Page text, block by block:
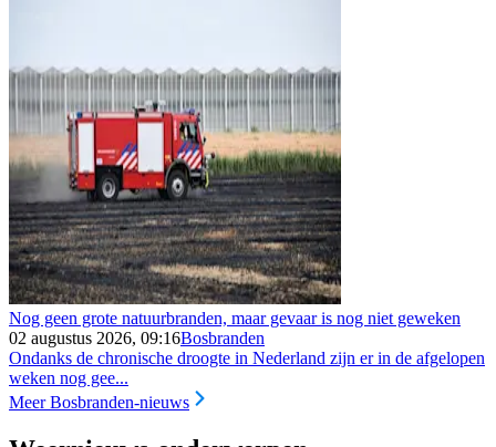
Nog geen grote natuurbranden, maar gevaar is nog niet geweken
02 augustus 2026, 09:16Bosbranden
Ondanks de chronische droogte in Nederland zijn er in de afgelopen
weken nog gee...
Meer Bosbranden-nieuws